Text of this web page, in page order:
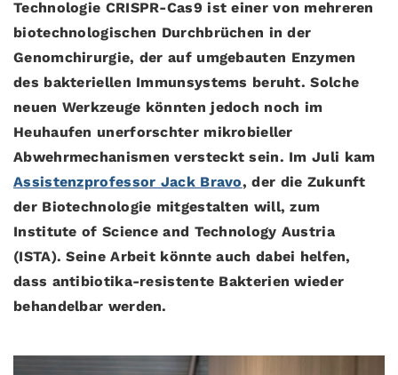
Technologie CRISPR-Cas9 ist einer von mehreren
biotechnologischen Durchbrüchen in der
Genomchirurgie, der auf umgebauten Enzymen
des bakteriellen Immunsystems beruht. Solche
neuen Werkzeuge könnten jedoch noch im
Heuhaufen unerforschter mikrobieller
Abwehrmechanismen versteckt sein. Im Juli kam
Assistenzprofessor Jack Bravo, der die Zukunft
der Biotechnologie mitgestalten will, zum
Institute of Science and Technology Austria
(ISTA). Seine Arbeit könnte auch dabei helfen,
dass antibiotika-resistente Bakterien wieder
behandelbar werden.